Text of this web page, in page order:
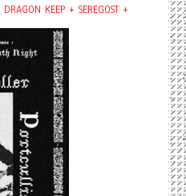
KEEP + SEREGOST +